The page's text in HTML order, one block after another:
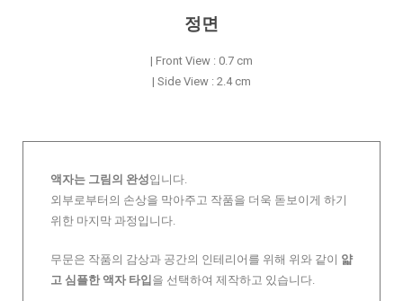
정면
| Front View : 0.7 cm
| Side View : 2.4 cm
액자는 그림의 완성입니다.
외부로부터의 손상을 막아주고 작품을 더욱 돋보이게 하기
위한 마지막 과정입니다.
무문은 작품의 감상과 공간의 인테리어를 위해 위와 같이 얇
고 심플한 액자 타입 을 선택하여 제작하고 있습니다.